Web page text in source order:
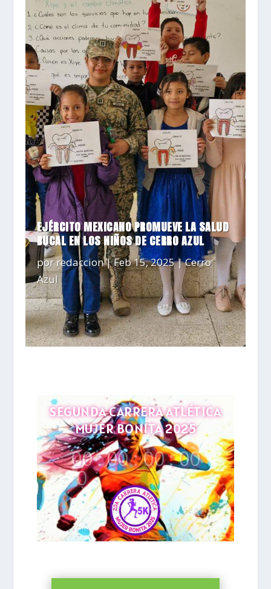
EJÉRCITO MEXICANO PROMUEVE LA SALUD
BUCAL EN LOS NIÑOS DE CERRO AZUL
porredaccion|Feb 15, 2025|Cerro
Azul
SEGUNDA CARRERA ATLÉTICA
MUJER BONITA 2025
00
0
Día
:00
Hrs
:00
Min
:00
Seg